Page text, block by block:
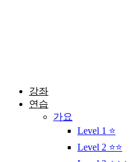
강좌
연습
가요
Level 1 ⭐
Level 2 ⭐⭐